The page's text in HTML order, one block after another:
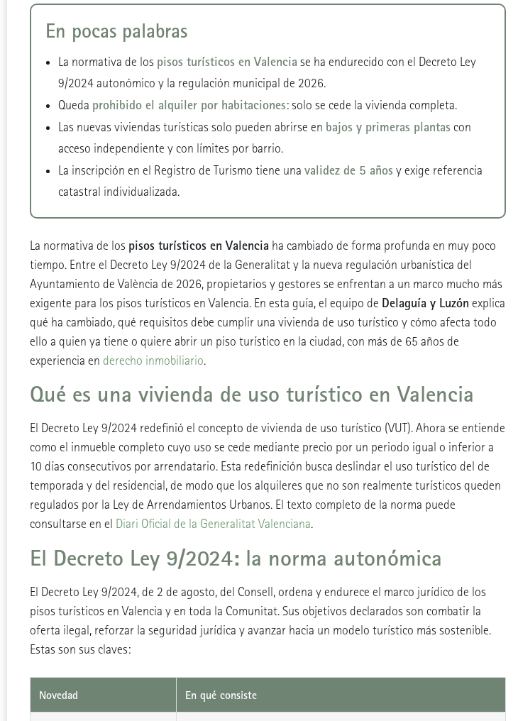
En pocas palabras
La normativa de los pisos turísticos en Valencia se ha endurecido con el Decreto Ley
9/2024 autonómico y la regulación municipal de 2026.
Queda prohibido el alquiler por habitaciones: solo se cede la vivienda completa.
Las nuevas viviendas turísticas solo pueden abrirse en bajos y primeras plantas con
acceso independiente y con límites por barrio.
La inscripción en el Registro de Turismo tiene unavalidez de 5 años y exige referencia
catastral individualizada.
La normativa de los pisos turísticos en Valencia ha cambiado de forma profunda en muy poco
tiempo. Entre el Decreto Ley 9/2024 de la Generalitat y la nueva regulación urbanística del
Ayuntamiento de València de 2026, propietarios y gestores se enfrentan a un marco mucho más
exigente para los pisos turísticos en Valencia. En esta guía, el equipo de Delaguía y Luzón explica
qué ha cambiado, qué requisitos debe cumplir una vivienda de uso turístico y cómo afecta todo
ello a quien ya tiene o quiere abrir un piso turístico en la ciudad, con más de 65 años de
experiencia en derecho inmobiliario.
Qué es una vivienda de uso turístico en Valencia
El Decreto Ley 9/2024 redefinió el concepto de vivienda de uso turístico (VUT). Ahora se entiende
como el inmueble completo cuyo uso se cede mediante precio por un periodo igual o inferior a
10 días consecutivos por arrendatario. Esta redefinición busca deslindar el uso turístico del de
temporada y del residencial, de modo que los alquileres que no son realmente turísticos queden
regulados por la Ley de Arrendamientos Urbanos. El texto completo de la norma puede
consultarse en el Diari Oficial de la Generalitat Valenciana.
El Decreto Ley 9/2024: la norma autonómica
El Decreto Ley 9/2024, de 2 de agosto, del Consell, ordena y endurece el marco jurídico de los
pisos turísticos en Valencia y en toda la Comunitat. Sus objetivos declarados son combatir la
oferta ilegal, reforzar la seguridad jurídica y avanzar hacia un modelo turístico más sostenible.
Estas son sus claves:
Novedad En qué consiste